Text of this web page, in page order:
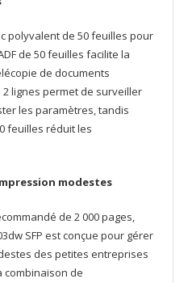
polyvalent de 50 feuilles pour
de 50 feuilles facilite la
de documents
2 lignes permet de surveiller
les paramètres, tandis
feuilles réduit les
modestes
de 2 000 pages,
SFP est conçue pour gérer
des petites entreprises
combinaison de